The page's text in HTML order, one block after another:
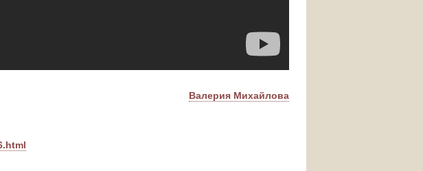
Валерия Михайлова